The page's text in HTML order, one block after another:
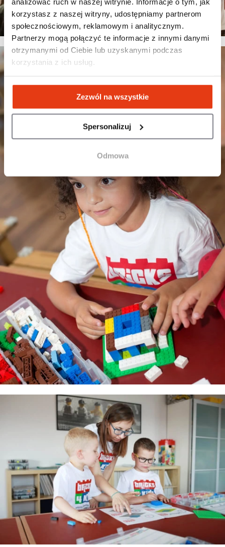
korzystasz z naszej witryny, udostępniamy partnerom
społecznościowym, reklamowym i analitycznym.
Partnerzy mogą połączyć te informacje z innymi danymi
otrzymanymi od Ciebie lub uzyskanymi podczas
korzystania z ich usług.
Zezwól na wszystkie
Spersonalizuj
Odmowa